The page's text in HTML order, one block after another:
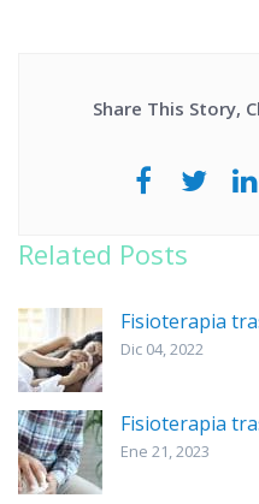
Share This Story,
Related Posts
Fisioterapia
Dic 04, 2022
Fisioterapia
Ene 21, 2023